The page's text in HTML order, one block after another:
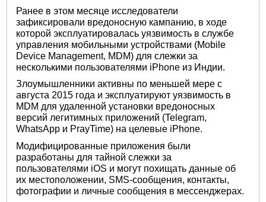
Ранее в этом месяце исследователи
зафиксировали вредоносную кампанию, в ходе
которой эксплуатировалась уязвимость в службе
управления мобильными устройствами (Mobile
Device Management, MDM) для слежки за
несколькими пользователями iPhone из Индии.
Злоумышленники активны по меньшей мере с
августа 2015 года и эксплуатируют уязвимость в
MDM для удаленной установки вредоносных
версий легитимных приложений (Telegram,
WhatsApp и PrayTime) на целевые iPhone.
Модифицированные приложения были
разработаны для тайной слежки за
пользователями iOS и могут похищать данные об
их местоположении, SMS-сообщения, контакты,
фотографии и личные сообщения в мессенджерах.